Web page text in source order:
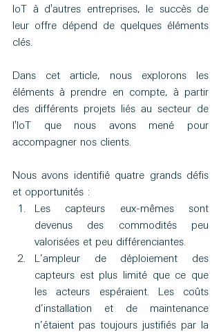
IoT à d'autres entreprises, le succès de
leur offre dépend de quelques éléments
clés.
Dans cet article, nous explorons les
éléments à prendre en compte, à partir
des différents projets liés au secteur de
l'IoT que nous avons mené pour
accompagner nos clients.
Nous avons identifié quatre grands défis
et opportunités :
Les capteurs eux-mêmes sont
devenus des commodités peu
valorisées et peu différenciantes.
L’ampleur de déploiement des
capteurs est plus limité que ce que
les acteurs espéraient. Les coûts
d’installation et de maintenance
n’étaient pas toujours justifiés par la